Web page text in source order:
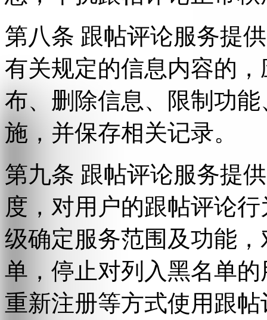
第八条 跟帖评论服务提
有关规定的信息内容的
布、删除信息、限制功
施，并保存相关记录。
第九条 跟帖评论服务提
度，对用户的跟帖评论
级确定服务范围及功能
单，停止对列入黑名单
重新注册等方式使用跟